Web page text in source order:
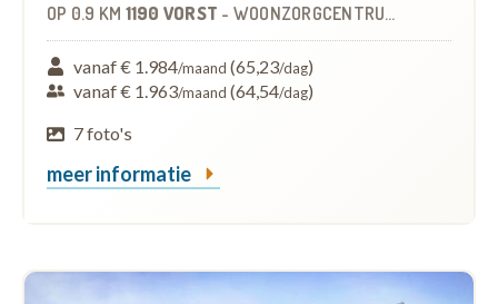
OP 0.9 KM 1190 VORST - WOONZORGCENTRUM (WZC)
vanaf € 1.984/maand (65,23/dag)
vanaf € 1.963/maand (64,54/dag)
7 foto's
meer informatie